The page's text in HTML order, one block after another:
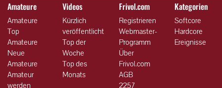
Amateure
Amateure
Top
Amateure
Neue
Amateure
Amateur
werden
Videos
Kürzlich
veröffentlicht
Top der
Woche
Top des
Monats
Frivol.com
Registrieren
Webmaster-
Programm
Über
Frivol.com
AGB
2257
Kategorien
Softcore
Hardcore
Ereignisse